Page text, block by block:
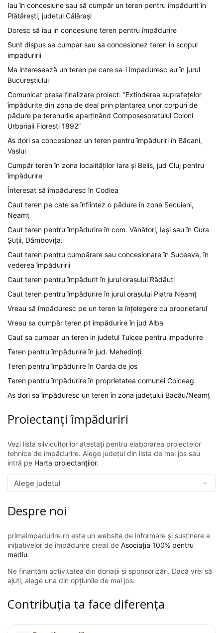
Iau în concesiune sau să cumpăr un teren pentru împădurit în
Plătărești, județul Călărași
Doresc să iau in concesiune teren pentru împădurire
Sunt dispus sa cumpar sau sa concesionez teren in scopul
impaduririi
Ma interesează un teren pe care sa-l impaduresc eu în jurul
Bucureștiului
Comunicat presa finalizare proiect: ”Extinderea suprafețelor
împădurite din zona de deal prin plantarea unor corpuri de
pădure pe terenurile aparținând Composesoratului Coloni
Urbariali Florești 1892”
As dori sa concesionez un teren pentru împăduriri în Băcani,
Vaslui
Cumpăr teren în zona localităților Iara și Belis, jud Cluj pentru
împădurire
Înteresat să împăduresc în Codlea
Caut teren pe cate sa înfiintez o pădure în zona Secuieni,
Neamț
Caut teren pentru împădurire în com. Vânători, Iași sau în Gura
Șuții, Dâmbovița.
Caut teren pentru cumpărare sau concesionare în Suceava, în
vederea împăduririi
Caut teren pentru împădurit în jurul orașului Rădăuți
Caut teren pentru împădurire în jurul orașului Piatra Neamț
Vreau să împăduresc pe un teren la înțelegere cu proprietarul
Vreau sa cumpăr teren pt împădurire în jud Alba
Caut sa cumpar un teren in judetul Tulcea pentru impadurire
Teren pentru împădurire în jud. Mehedinți
Teren pentru împădurire în Oarda de jos
Teren pentru împădurire în proprietatea comunei Colceag
As dori sa împăduresc un teren în zona județului Bacău/Neamț
Proiectanți împăduriri
Vezi lista silvicultorilor atestați pentru elaborarea proiectelor
tehnice de împădurire. Alege județul din lista de mai jos sau
intră pe Harta proiectanților.
Despre noi
primaimpadurire.ro este un website de informare și susținere a
inițiativelor de împădurire creat de Asociația 100% pentru
mediu.
Ne finanțăm activitatea din donații și sponsorizări. Dacă vrei să
ajuți, alege una din opțiunile de mai jos.
Contribuția ta face diferența